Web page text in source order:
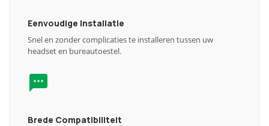
Eenvoudige Installatie
Snel en zonder complicaties te installeren tussen uw
headset en bureautoestel.
Brede Compatibiliteit